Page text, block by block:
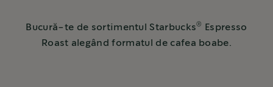
Bucură-te de sortimentul Starbucks®
Espresso
Roast alegând formatul de cafea boabe.